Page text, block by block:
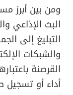
ومن بين أبرز
البث الإذاعي
التبليغ إلى
والشبكات
القرصنة
أداء أو